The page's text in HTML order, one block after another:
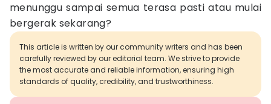
menunggu sampai semua terasa pasti atau mulai
bergerak sekarang?
This article is written by our community writers and has been
carefully reviewed by our editorial team. We strive to provide
the most accurate and reliable information, ensuring high
standards of quality, credibility, and trustworthiness.